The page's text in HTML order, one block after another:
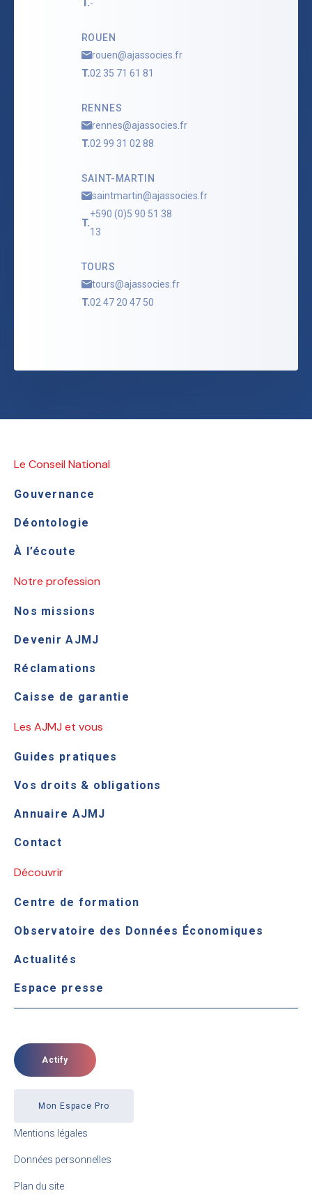
T.-
ROUEN
rouen@ajassocies.fr
T.02 35 71 61 81
RENNES
rennes@ajassocies.fr
T.02 99 31 02 88
SAINT-MARTIN
saintmartin@ajassocies.fr
T.
+590 (0)5 90 51 38
13
TOURS
tours@ajassocies.fr
T.02 47 20 47 50
Le Conseil National
Gouvernance
Déontologie
À l’écoute
Notre profession
Nos missions
Devenir AJMJ
Réclamations
Caisse de garantie
Les AJMJ et vous
Guides pratiques
Vos droits & obligations
Annuaire AJMJ
Contact
Découvrir
Centre de formation
Observatoire des Données Économiques
Actualités
Espace presse
Actify
Mon Espace Pro
Mentions légales
Données personnelles
Plan du site